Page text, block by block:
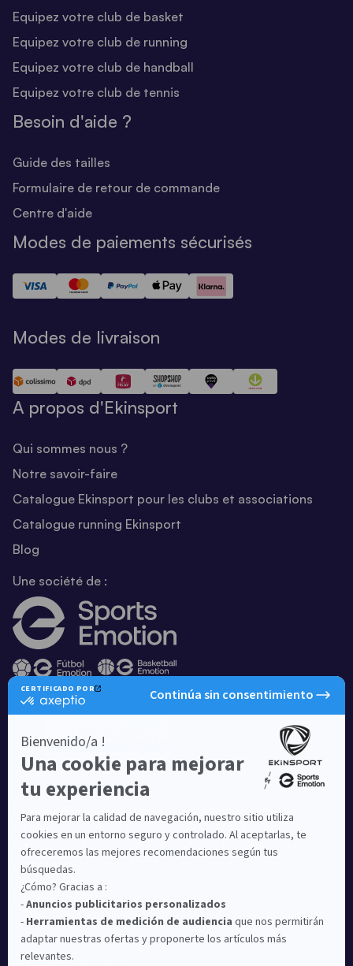
Equipez votre club de basket
Equipez votre club de running
Equipez votre club de handball
Equipez votre club de tennis
Besoin d'aide ?
Guide des tailles
Formulaire de retour de commande
Centre d'aide
Modes de paiements sécurisés
Modes de livraison
A propos d'Ekinsport
Qui sommes nous ?
Notre savoir-faire
Catalogue Ekinsport pour les clubs et associations
Catalogue running Ekinsport
Blog
Une société de :
10 ans, Ekinsport a été distingué par la rédaction de
Capital dans son classement des « Meilleurs sites de
commerce en ligne 2024 », catégorie Sportswear.
En savoir plus